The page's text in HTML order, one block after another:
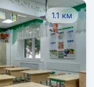
мировом
успеха в
1.1 км